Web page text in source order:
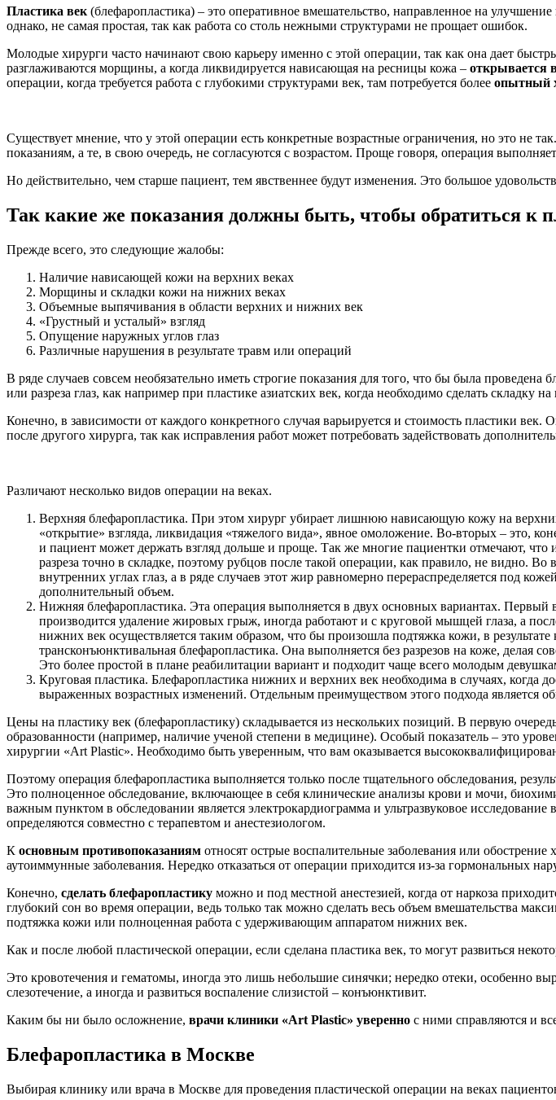
Пластика век (блефаропластика) – это оперативное вмешательство, направленное на
однако, не самая простая, так как работа со столь нежными структурами не прощает ошибок.
Молодые хирурги часто начинают свою карьеру именно с этой операции, так как она дает
разглаживаются морщины, а когда ликвидируется нависающая на ресницы кожа – открывается
операции, когда требуется работа с глубокими структурами век, там потребуется более опытный
Существует мнение, что у этой операции есть конкретные возрастные ограничения, но это не
показаниям, а те, в свою очередь, не согласуются с возрастом. Проще говоря, операция
Но действительно, чем старше пациент, тем явственнее будут изменения. Это большое
Так какие же показания должны быть, чтобы обратиться к
Прежде всего, это следующие жалобы:
Наличие нависающей кожи на верхних веках
Морщины и складки кожи на нижних веках
Объемные выпячивания в области верхних и нижних век
«Грустный и усталый» взгляд
Опущение наружных углов глаз
Различные нарушения в результате травм или операций
В ряде случаев совсем необязательно иметь строгие показания для того, что бы была
или разреза глаз, как например при пластике азиатских век, когда необходимо сделать складку на
Конечно, в зависимости от каждого конкретного случая варьируется и стоимость пластики век.
после другого хирурга, так как исправления работ может потребовать задействовать
Различают несколько видов операции на веках.
Верхняя блефаропластика. При этом хирург убирает лишнюю нависающую кожу на
«открытие» взгляда, ликвидация «тяжелого вида», явное омоложение. Во-вторых – это,
и пациент может держать взгляд дольше и проще. Так же многие пациентки отмечают, что
разреза точно в складке, поэтому рубцов после такой операции, как правило, не видно.
внутренних углах глаз, а в ряде случаев этот жир равномерно перераспределяется под
дополнительный объем.
Нижняя блефаропластика. Эта операция выполняется в двух основных вариантах. Первый
производится удаление жировых грыж, иногда работают и с круговой мышцей глаза, а
нижних век осуществляется таким образом, что бы произошла подтяжка кожи, в
трансконъюнктивальная блефаропластика. Она выполняется без разрезов на коже, делая
Это более простой в плане реабилитации вариант и подходит чаще всего молодым
Круговая пластика. Блефаропластика нижних и верхних век необходима в случаях, когда
выраженных возрастных изменений. Отдельным преимуществом этого подхода является
Цены на пластику век (блефаропластику) складывается из нескольких позиций. В первую
образованности (например, наличие ученой степени в медицине). Особый показатель – это
хирургии «Art Plastic». Необходимо быть уверенным, что вам оказывается
Поэтому операция блефаропластика выполняется только после тщательного обследования,
Это полноценное обследование, включающее в себя клинические анализы крови и мочи,
важным пунктом в обследовании является электрокардиограмма и ультразвуковое
определяются совместно с терапевтом и анестезиологом.
К основным противопоказаниям относят острые воспалительные заболевания или
аутоиммунные заболевания. Нередко отказаться от операции приходится из-за гормональных
Конечно, сделать блефаропластику можно и под местной анестезией, когда от наркоза
глубокий сон во время операции, ведь только так можно сделать весь объем вмешательства
подтяжка кожи или полноценная работа с удерживающим аппаратом нижних век.
Как и после любой пластической операции, если сделана пластика век, то могут развиться
Это кровотечения и гематомы, иногда это лишь небольшие синячки; нередко отеки, особенно
слезотечение, а иногда и развиться воспаление слизистой – конъюнктивит.
Каким бы ни было осложнение, врачи клиники «Art Plastic» уверенно с ними справляются и
Блефаропластика в Москве
Выбирая клинику или врача в Москве для проведения пластической операции на веках